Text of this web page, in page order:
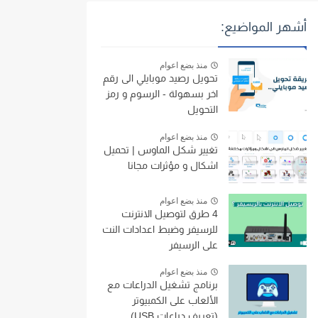
أشهر المواضيع:
منذ بضع اعوام
تحويل رصيد موبايلي الى رقم
اخر بسهولة - الرسوم و رمز
التحويل
منذ بضع اعوام
تغيير شكل الماوس | تحميل
اشكال و مؤثرات مجانا
منذ بضع اعوام
4 طرق لتوصيل الانترنت
للرسيفر وضبط اعدادات النت
على الرسيفر
منذ بضع اعوام
برنامج تشغيل الدراعات مع
الألعاب على الكمبيوتر